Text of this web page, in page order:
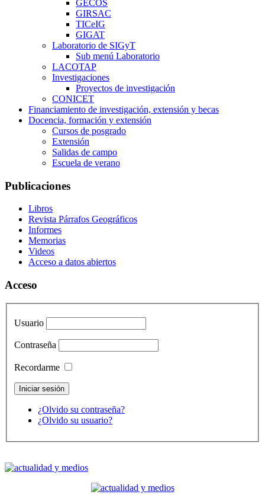
GECOS
GIRSAC
TICeIG
GIGAT
Laboratorio de SIGyT
Sub menú Laboratorio
LACOTAP
Investigaciones
Proyectos de investigación
CONICET
Financiamiento de investigación, extensión y becas
Docencia, formación y extensión
Cursos de posgrado
Extensión
Salidas de campo
Escuela de verano
Publicaciones
Libros
Revista Párrafos Geográficos
Informes
Memorias
Videos
Acceso a datos abiertos
Acceso
Usuario
Contraseña
Recordarme
¿Olvido su contraseña?
¿Olvido su usuario?